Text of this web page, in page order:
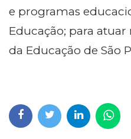
e programas
Educação; para
da Educação de São